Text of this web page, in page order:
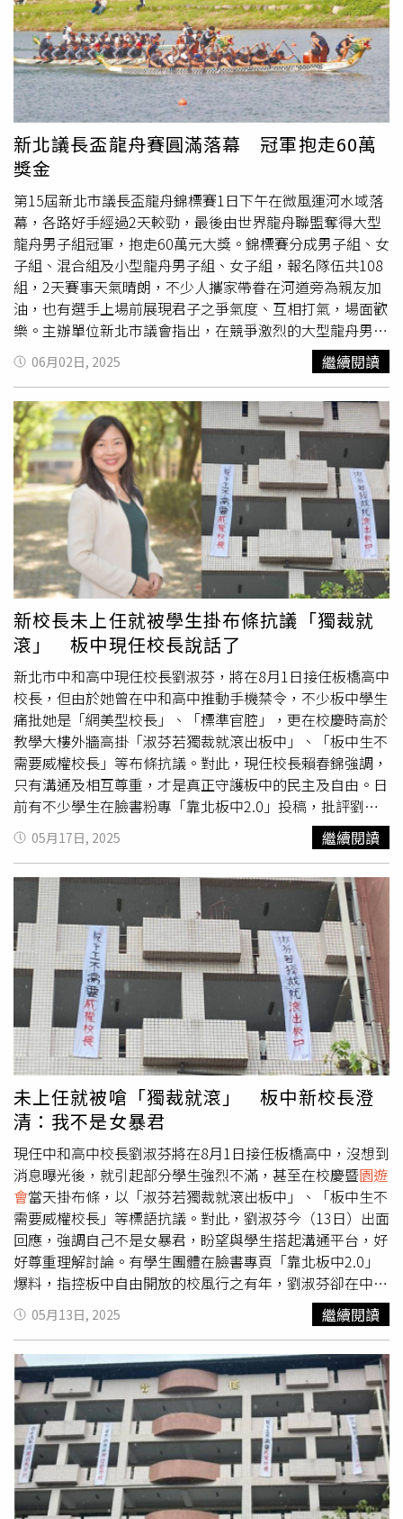
作，募集環保尿布、舉辦永續公益園遊會，提升大眾參與永
續行動的意願與實踐力。創世板橋院表示，創世推動「職人
助植人」行動，邀請企業、團體、公會、工會及各行各業職
人，將專業與創意轉化為支持公益的行動，一同「守護健
康、守護地球、守護植物人」。
新北議長盃龍舟賽圓滿落幕 冠軍抱走60萬
獎金
第15屆新北市議長盃龍舟錦標賽1日下午在微風運河水域落
幕，各路好手經過2天較勁，最後由世界龍舟聯盟奪得大型
龍舟男子組冠軍，抱走60萬元大獎。錦標賽分成男子組、女
子組、混合組及小型龍舟男子組、女子組，報名隊伍共108
組，2天賽事天氣晴朗，不少人攜家帶眷在河道旁為親友加
油，也有選手上場前展現君子之爭氣度、互相打氣，場面歡
樂。主辦單位新北市議會指出，在競爭激烈的大型龍舟男子
組決賽中，世界龍舟聯盟從開划後便一路遙遙領先，最後，
毫無懸念以2分03秒62的成績奪冠。大龍男子組亞軍為新莊
實業qaris熊鷹龍舟隊，新北市消防局及烏來泰雅龍舟隊則
並列第三。女子組由廣林工程有限公司以2分22秒74封后；
混合組由常勝軍鷗漫樹豆龍舟隊以2分11秒24的成績奪冠，
波麗士大人組成的台北市警察局隊奪得亞軍。小型龍舟男子
組及女子組則分別由Mr.Hero及台灣勇豹龍舟隊稱王封后。
大會閉幕頒獎時，新北市議會祕書長陳王正源除恭賀得獎隊
伍，也感謝所有選手熱情參與，並期盼選手們都能發揮勝不
驕、敗不餒的運動家精神。拿下冠軍的男子組冠軍世界龍舟
聯盟簡姓參賽選手說，他們已參賽至少12次，每次都拿下冠
軍，隊伍內很多人都是國家隊的選手，也常參加國外賽事，
新北市議長盃是每年必參加的項目之一。「這次準備滿好
的！」簡姓選手說，今年遇上世壯運和世運，隊伍很早就開
始準備，雖然天氣炎熱，但因他們平常訓練時都是不論晴
雨，炎熱的天氣對於他們來說並沒有影響，加上這次準備過
程十分順利，結果除了拿下冠軍外，也刷新最佳紀錄，非常
開心，但勝不驕，隊伍的目標是不斷進步，也會持續努力。
新北市議會表示，今年龍舟賽場邊的胖卡餐車
園遊會吸引許
多民眾攜家帶眷前來參加，為活動增添許多人氣，除了熱血
沸騰的龍舟競賽，現場有吃有玩，大小朋友都非常開心。
06月02日, 2025 繼續閱讀
新校長未上任就被學生掛布條抗議「獨裁就
滾」 板中現任校長說話了
新北市中和高中現任校長劉淑芬，將在8月1日接任板橋高中
校長，但由於她曾在中和高中推動手機禁令，不少板中學生
痛批她是「網美型校長」、「標準官腔」，更在校慶時高於
教學大樓外牆高掛「淑芬若獨裁就滾出板中」、「板中生不
需要威權校長」等布條抗議。對此，現任校長賴春錦強調，
只有溝通及相互尊重，才是真正守護板中的民主及自由。日
前有不少學生在臉書粉專「靠北板中2.0」投稿，批評劉淑
芬相信「只要收了手機，成績就會變好」，而「鴨霸收手
機」是在打壓學生自由。更有學生團體提出，要求新任校長
正式公開承諾「任內不剝奪學生自由」、「不打壓學生權
益」、「不干涉學生自治」。而在板中校慶暨
園遊會當天，
可以看見校內教學大樓的外牆上，高高掛著「淑芬若獨裁就
滾出板中」、「板中生不需要威權校長」、「要求給承諾不
打壓學權」、「自由魂不滅團結來反抗」等抗議布條，引起
外界熱烈討論。對此，板中現任校長賴春錦接受《中央社》
電訪時表示，她15日於學生大會開會時，向學生談起此事，
強調民主運作最需要的是建立在雙方理性、良善及互信基礎
溝通，只有溝通及相互尊重，才是真正守護板中的民主及自
由。賴春錦說到，可以理解學生擔心手機保管政策改變，目
前板中對手機的保管是根據「高級中等以下學校校園行動載
具使用原則」各班集中保管，依各科老師教學需求彈性處
理。賴春錦強調，穩定當前學習環境才是重點，新校長還未
上任，她請學生會及學生議會利用這時間多瞭解學生們想
法，屆時會與新校長如何談、談什麼、誰代表談，屆時彼此
表達心聲，才能讓溝通更順暢。賴春錦也指出，後續會協助
新任校長8月1日上任後瞭解學生訴求，以利校務順利推動，
「只有彼此面對面尊重的溝通，才不會失真造成誤解」。據
了解，劉淑芬日前曾回應，手機禁令是前任校長開始執行，
只是成效不佳，她在接任後經過校務會議，才由「手機箱」
改成「手機櫃管理」，並重申「我不是女暴君，未來接任板
中會依照學風調整」。
05月17日, 2025 繼續閱讀
未上任就被嗆「獨裁就滾」 板中新校長澄
清：我不是女暴君
現任中和高中校長劉淑芬將在8月1日接任板橋高中，沒想到
消息曝光後，就引起部分學生強烈不滿，甚至在校慶暨園遊
會當天掛布條，以「淑芬若獨裁就滾出板中」、「板中生不
需要威權校長」等標語抗議。對此，劉淑芬今（13日）出面
回應，強調自己不是女暴君，盼望與學生搭起溝通平台，好
好尊重理解討論。有學生團體在臉書專頁「靠北板中2.0」
爆料，指控板中自由開放的校風行之有年，劉淑芬卻在中和
高中放任教師收繳學生手機、打壓學生自治等種種事蹟，
「學生普遍開始憂慮，基本權益、學生自治與板中長久以來
自由開放的校風，將面臨嚴峻挑戰」。不只如此，學生團體
也PO出劉淑芬的疑慮聲明，內容提及新任校長正式公開承
諾「任內不剝奪學生自由」、「不打壓學生權益」、「不干
涉學生自治」，強調若新任校長違背承諾，「板中學生不會
輕易服從威權，已做好一切抗爭到底的準備。唯有如此，才
能維繫板中長久以來引以為傲的自由校風與學生自主精
神」。對此，劉淑芬向《ETtoday新聞雲》無奈表示，「我
不是女暴君」，她認為學生關心學校制度是好事，但因為與
05月13日, 2025 繼續閱讀